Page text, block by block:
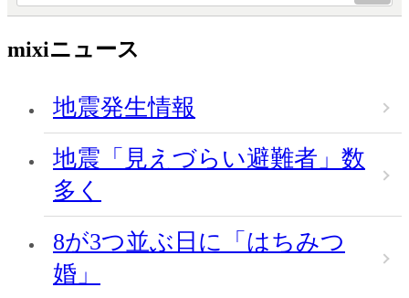
mixiニュース
地震発生情報
地震「見えづらい避難者」数
多く
8が3つ並ぶ日に「はちみつ
婚」